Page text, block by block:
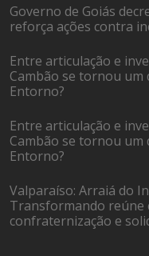
Governo de Goiás
reforça ações contra
Entre articulação e
Cambão se tornou um
Entorno?
Entre articulação e
Cambão se tornou um
Entorno?
Valparaíso: Arraiá do
Transformando reúne
confraternização e